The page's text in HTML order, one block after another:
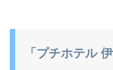
「プチホテル